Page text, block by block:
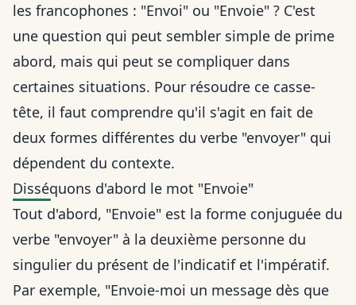
les francophones : "Envoi" ou "Envoie" ? C'est
une question qui peut sembler simple de prime
abord, mais qui peut se compliquer dans
certaines situations. Pour résoudre ce casse-
tête, il faut comprendre qu'il s'agit en fait de
deux formes différentes du verbe "envoyer" qui
dépendent du contexte.
Disséquons d'abord le mot "Envoie"
Tout d'abord, "Envoie" est la forme conjuguée du
verbe "envoyer" à la deuxième personne du
singulier du présent de l'indicatif et l'impératif.
Par exemple, "Envoie-moi un message dès que